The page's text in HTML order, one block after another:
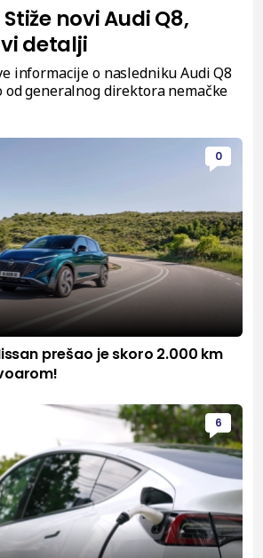
novi Audi Q8,
detalji
informacije o nasledniku Audi Q8
od generalnog direktora nemačke
0
prešao je skoro 2.000 km
6